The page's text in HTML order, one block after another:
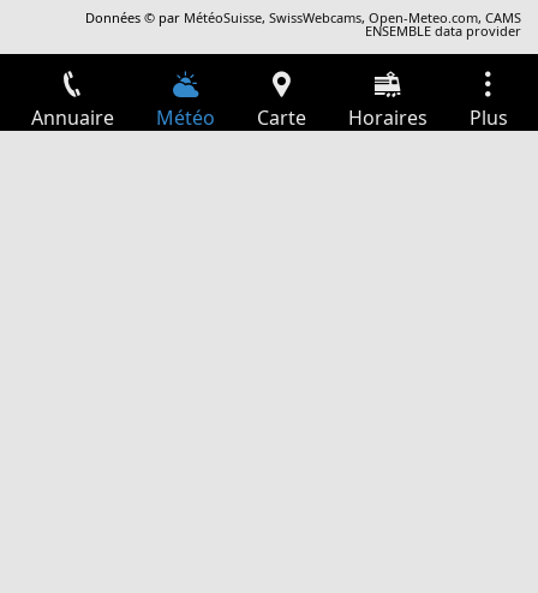
Données © par MétéoSuisse,SwissWebcams,Open-Meteo.com,CAMS
ENSEMBLE data provider
Annuaire Météo Carte Horaires Plus